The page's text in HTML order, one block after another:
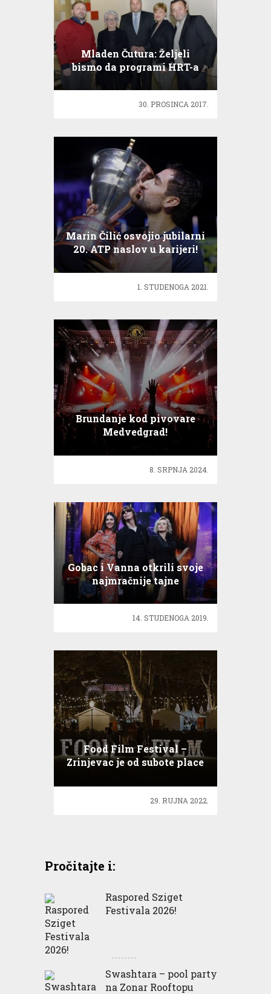
Mladen Čutura: Željeli
bismo da programi HRT-a
budu gledaniji
30. PROSINCA 2017.
Marin Čilić osvojio jubilarni
20. ATP naslov u karijeri!
1. STUDENOGA 2021.
Brundanje kod pivovare
Medvedgrad!
8. SRPNJA 2024.
Gobac i Vanna otkrili svoje
najmračnije tajne
14. STUDENOGA 2019.
Food Film Festival –
Zrinjevac je od subote place
29. RUJNA 2022.
Pročitajte i:
Raspored Sziget
Festivala 2026!
Swashtara – pool party
na Zonar Rooftopu